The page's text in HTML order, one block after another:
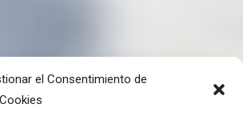
el Consentimiento de